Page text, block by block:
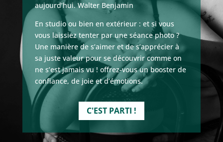
aujourd’hui. Walter Benjamin
En studio ou bien en extérieur : et si vous
vous laissiez tenter par une séance photo ?
Une manière de s’aimer et de s’apprécier à
sa juste valeur pour se découvrir comme on
ne s’est jamais vu ! offrez-vous un booster de
confiance, de joie et d’émotions.
C'EST PARTI !